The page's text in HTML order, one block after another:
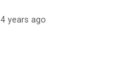
4 years ago